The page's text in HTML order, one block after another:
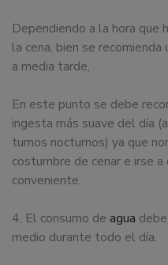
Dependiendo a la hora que
la cena, bien se recomienda
a media tarde,
En este punto se debe
ingesta más suave del día
turnos nocturnos) ya que
costumbre de cenar e irse
conveniente.
4. El consumo de agua
medio durante todo el día.